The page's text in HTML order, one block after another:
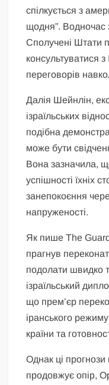
спілкується з
щодня”. Водночас
Сполучені Штати
консультуватися
переговорів
Далія Шейнлін,
ізраїльських
подібна
може бути
Вона зазначила,
успішності їхніх
занепокоєння
напруженості.
Як пише The
прагнув
подолати швидко
ізраїльський
що прем’єр
іранського
країни та
Однак ці
продовжує опір,